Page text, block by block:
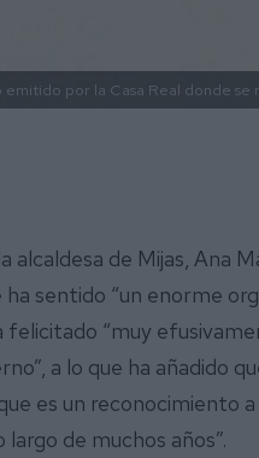
por la Casa Real donde
alcaldesa de Mijas, Ana
sentido “un enorme
felicitado “muy
a lo que ha añadido
es un reconocimiento
de muchos años”.